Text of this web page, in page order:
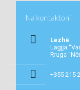
Na kontaktoni
Lezhë
Lagjja
Rruga
+355 215